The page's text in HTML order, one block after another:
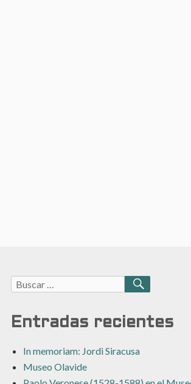
Buscar:
BUSCAR
Entradas recientes
In memoriam: Jordi Siracusa
Museo Olavide